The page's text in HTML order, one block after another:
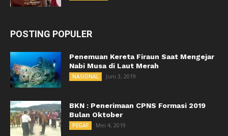
POSTING POPULER
Penemuan Kereta Firaun Saat Mengejar
Nabi Musa di Laut Merah
NASIONAL Juni 3, 2019
BKN : Penerimaan CPNS Formasi 2019
Bulan Oktober
PEGAF Mei 4, 2019